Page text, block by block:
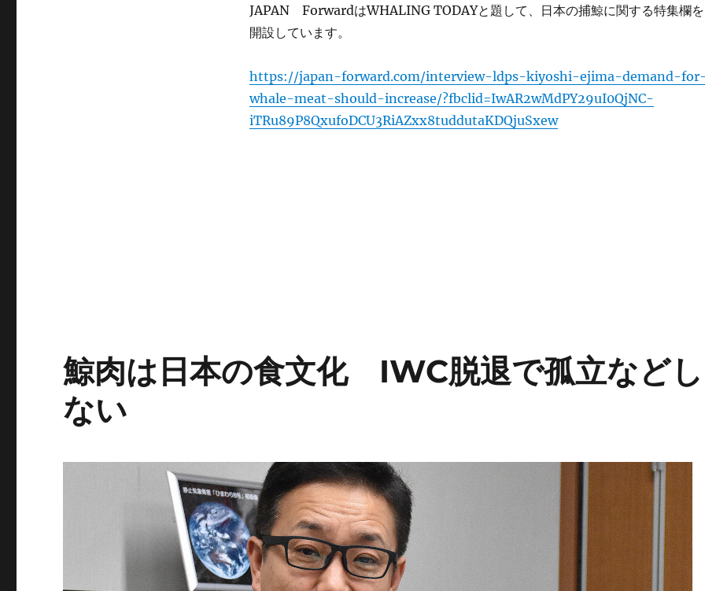
JAPAN ForwardはWHALING TODAYと題して、日本の捕鯨に関する特集欄を
開設しています。
https://japan-forward.com/interview-ldps-kiyoshi-ejima-demand-
whale-meat-should-increase/?fbclid=IwAR2wMdPY29uI0QjNC-
iTRu89P8QxufoDCU3RiAZxx8tuddutaKDQjuSxew
鯨肉は日本の食文化 IWC脱退で孤立などし
ない